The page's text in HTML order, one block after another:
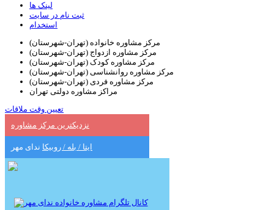
لینک ها
ثبت نام در سایت
استخدام
مرکز مشاوره خانواده (تهران-شهرستان)
مرکز مشاوره ازدواج (تهران-شهرستان)
مرکز مشاوره کودک (تهران-شهرستان)
مرکز مشاوره روانشناسی (تهران-شهرستان)
مرکز مشاوره فردی (تهران-شهرستان)
مراکز مشاوره دولتی تهران
تعیین وقت ملاقات
نزدیکترین مرکز مشاوره
ایتا / بله / روبیکا ندای مهر